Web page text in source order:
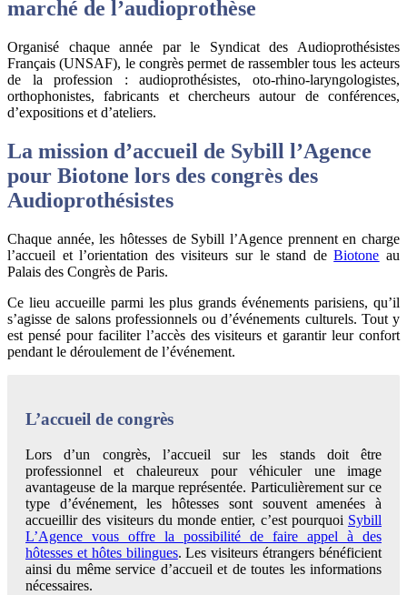
marché de l’audioprothèse
Organisé chaque année par le Syndicat des Audioprothésistes
Français (UNSAF), le congrès permet de rassembler tous les acteurs
de la profession : audioprothésistes, oto-rhino-laryngologistes,
orthophonistes, fabricants et chercheurs autour de conférences,
d’expositions et d’ateliers.
La mission d’accueil de Sybill l’Agence
pour Biotone lors des congrès des
Audioprothésistes
Chaque année, les hôtesses de Sybill l’Agence prennent en charge
l’accueil et l’orientation des visiteurs sur le stand deBiotone au
Palais des Congrès de Paris.
Ce lieu accueille parmi les plus grands événements parisiens, qu’il
s’agisse de salons professionnels ou d’événements culturels. Tout y
est pensé pour faciliter l’accès des visiteurs et garantir leur confort
pendant le déroulement de l’événement.
L’accueil de congrès
Lors d’un congrès, l’accueil sur les stands doit être
professionnel et chaleureux pour véhiculer une image
avantageuse de la marque représentée. Particulièrement sur ce
type d’événement, les hôtesses sont souvent amenées à
accueillir des visiteurs du monde entier, c’est pourquoi Sybill
L’Agence vous offre la possibilité de faire appel à des
hôtesses et hôtes bilingues. Les visiteurs étrangers bénéficient
ainsi du même service d’accueil et de toutes les informations
nécessaires.